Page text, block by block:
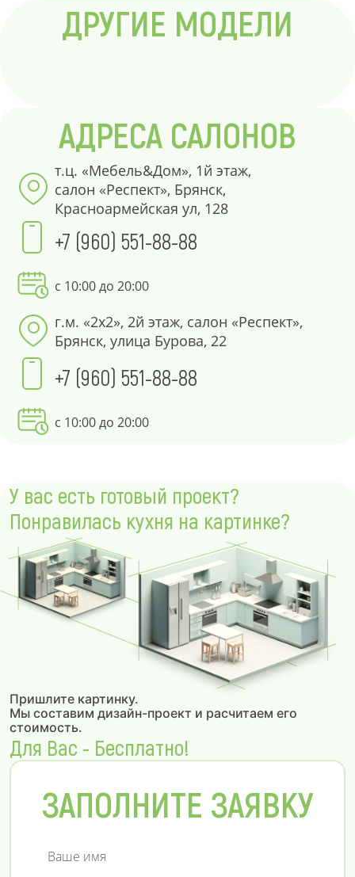
ДРУГИЕ МОДЕЛИ
АДРЕСА САЛОНОВ
т.ц. «Мебель&Дом», 1й этаж,
салон «Респект», Брянск,
Красноармейская ул, 128
+7 (960) 551-88-88
с 10:00 до 20:00
г.м. «2х2», 2й этаж, салон «Респект»,
Брянск, улица Бурова, 22
+7 (960) 551-88-88
с 10:00 до 20:00
У вас есть готовый проект?
Понравилась кухня на картинке?
Пришлите картинку.
Мы составим дизайн-проект и расчитаем его
стоимость.
Для Вас - Бесплатно!
ЗАПОЛНИТЕ ЗАЯВКУ